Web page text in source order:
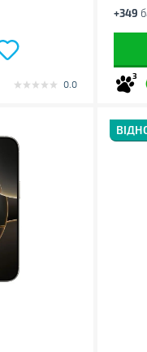
0.0
+349
3